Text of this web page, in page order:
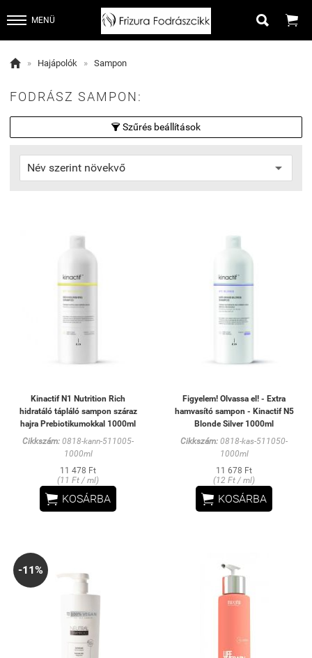
MENÜ  
 » Hajápolók » Sampon
FODRÁSZ SAMPON:
 Szűrés beállítások
Kinactif N1 Nutrition Rich
hidratáló tápláló sampon száraz
hajra Prebiotikumokkal 1000ml
Cikkszám: 0818-kann-511005-
1000ml
11 478 Ft
(11 Ft / ml)
 KOSÁRBA
Figyelem! Olvassa el! - Extra
hamvasító sampon - Kinactif N5
Blonde Silver 1000ml
Cikkszám: 0818-kas-511050-
1000ml
11 678 Ft
(12 Ft / ml)
 KOSÁRBA
-11%